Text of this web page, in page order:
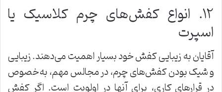
۱۲. انواع کفش‌های چرم کلاسیک یا
اسپرت
آقایان به زیبایی کفش خود بسیار اهمیت می‌دهند. زیبایی
و شیک بودن کفش‌های چرم، در مجالس مهم، به‌خصوص
در قرارهای کاری، برای آنها در اولویت است. اگر کفش